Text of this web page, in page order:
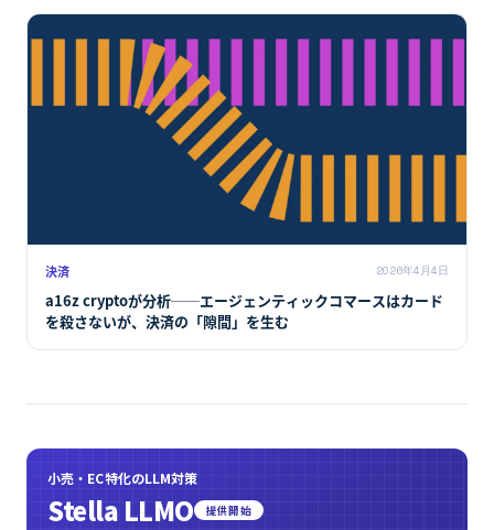
決済 2026年4月4日
a16z cryptoが分析──エージェンティックコマースはカード
を殺さないが、決済の「隙間」を生む
小売・EC特化のLLM対策
Stella LLMO 提供開始